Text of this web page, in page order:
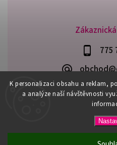
K personalizaci obsahu a reklam,
a analýze naší návštěvnosti
775
Upravit
VytvořilShoptet